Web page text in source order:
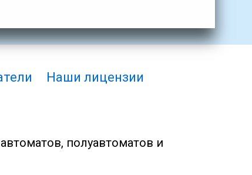
Наши лицензии
полуавтоматов и